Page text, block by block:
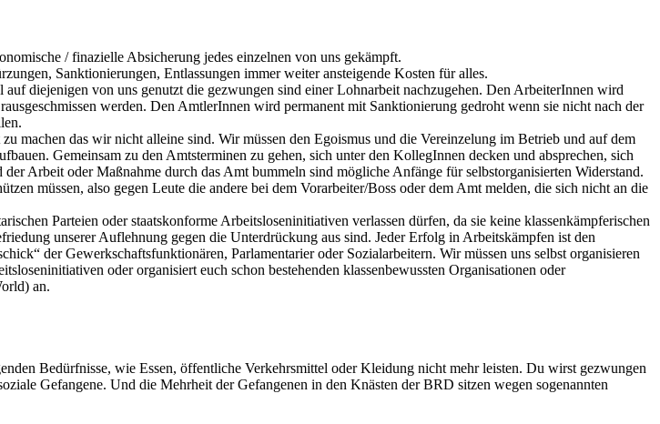
/ finazielle Absicherung jedes einzelnen von uns gekämpft.
Sanktionierungen, Entlassungen immer weiter ansteigende Kosten für alles.
diejenigen von uns genutzt die gezwungen sind einer Lohnarbeit nachzugehen. Den ArbeiterInnen wird
werden. Den AmtlerInnen wird permanent mit Sanktionierung gedroht wenn sie nicht nach der
machen das wir nicht alleine sind. Wir müssen den Egoismus und die Vereinzelung im Betrieb und auf dem
Gemeinsam zu den Amtsterminen zu gehen, sich unter den KollegInnen decken und absprechen, sich
Arbeit oder Maßnahme durch das Amt bummeln sind mögliche Anfänge für selbstorganisierten Widerstand.
müssen, also gegen Leute die andere bei dem Vorarbeiter/Boss oder dem Amt melden, die sich nicht an die
Parteien oder staatskonforme Arbeitsloseninitiativen verlassen dürfen, da sie keine klassenkämpferischen
unserer Auflehnung gegen die Unterdrückung aus sind. Jeder Erfolg in Arbeitskämpfen ist den
der Gewerkschaftsfunktionären, Parlamentarier oder Sozialarbeitern. Wir müssen uns selbst organisieren
oder organisiert euch schon bestehenden klassenbewussten Organisationen oder
an.
Bedürfnisse, wie Essen, öffentliche Verkehrsmittel oder Kleidung nicht mehr leisten. Du wirst gezwungen
Gefangene. Und die Mehrheit der Gefangenen in den Knästen der BRD sitzen wegen sogenannten